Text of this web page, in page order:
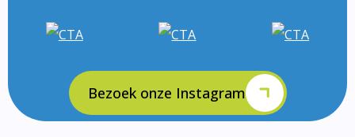
Bezoek onze Instagram